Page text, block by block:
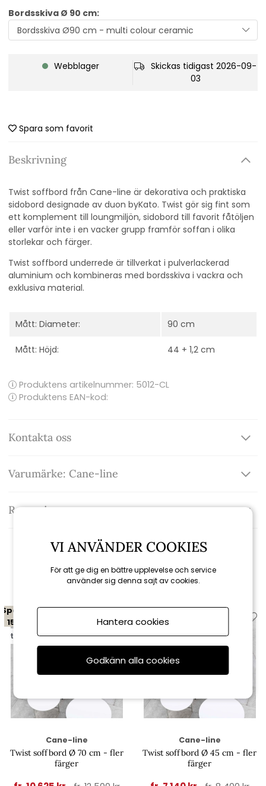
Bordsskiva Ø 90 cm:
Webblager
Skickas tidigast 2026-09-
03
Spara som favorit
Beskrivning
Twist soffbord från Cane-line är dekorativa och praktiska
sidobord designade av duon byKato. Twist gör sig fint som
ett komplement till loungmiljön, sidobord till favorit fåtöljen
eller varför inte i en vacker grupp framför soffan i olika
storlekar och färger.
Twist soffbord underrede är tillverkat i pulverlackerad
aluminium och kombineras med bordsskiva i vackra och
exklusiva material.
Mått: Diameter: 90 cm
Mått: Höjd: 44 + 1,2 cm
Produktens artikelnummer: 5012-CL
Produktens EAN-kod:
Kontakta oss
Varumärke: Cane-line
Recensioner
Relaterade produkter
Spara
15%
till 16/8
Cane-line
Twist soffbord Ø 70 cm - fler
färger
Spara
15%
till 16/8
Cane-line
Twist soffbord Ø 45 cm - fler
färger
VI ANVÄNDER COOKIES
För att ge dig en bättre upplevelse och service
använder sig denna sajt av cookies.
Hantera cookies
Godkänn alla cookies